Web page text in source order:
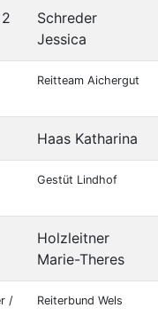
Schreder
Jessica
Reitteam Aichergut
Haas Katharina
Gestüt Lindhof
Holzleitner
Marie-Theres
/
Reiterbund Wels